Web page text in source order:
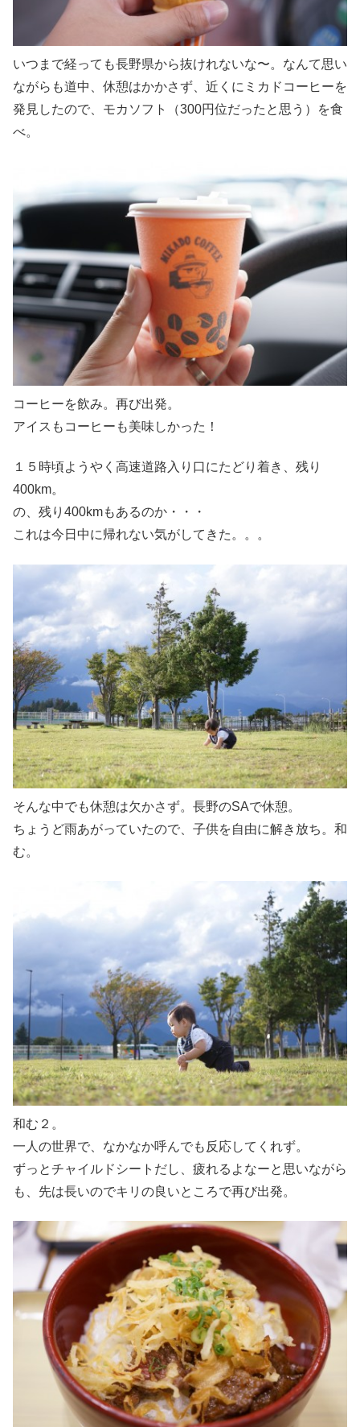
いつまで経っても長野県から抜けれないな〜。なんて思い
ながらも道中、休憩はかかさず、近くにミカドコーヒーを
発見したので、モカソフト（300円位だったと思う）を食
べ。
コーヒーを飲み。再び出発。
アイスもコーヒーも美味しかった！
１５時頃ようやく高速道路入り口にたどり着き、残り
400km。
の、残り400kmもあるのか・・・
これは今日中に帰れない気がしてきた。。。
そんな中でも休憩は欠かさず。長野のSAで休憩。
ちょうど雨あがっていたので、子供を自由に解き放ち。和
む。
和む２。
一人の世界で、なかなか呼んでも反応してくれず。
ずっとチャイルドシートだし、疲れるよなーと思いながら
も、先は長いのでキリの良いところで再び出発。